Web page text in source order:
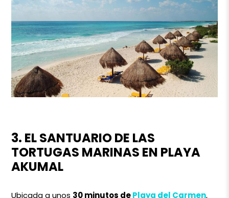
3. EL SANTUARIO DE LAS
TORTUGAS MARINAS EN PLAYA
AKUMAL
Ubicada a unos 30 minutos dePlaya del Carmen,